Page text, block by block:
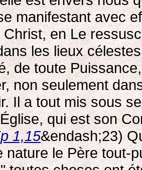
manifestant avec
en Le
les lieux
de toute
non seulement
Il a tout mis sous
qui est son
1,15&endash;23)
nature le Père tout-